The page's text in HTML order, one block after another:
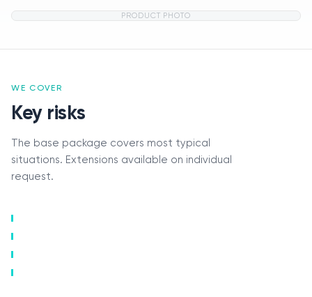
PRODUCT PHOTO
WE COVER
Key risks
The base package covers most typical
situations. Extensions available on individual
request.